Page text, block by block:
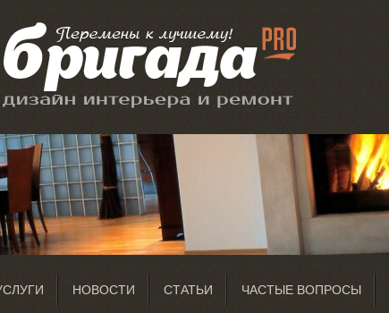
НОВОСТИ СТАТЬИ ЧАСТЫЕ ВОПРОСЫ